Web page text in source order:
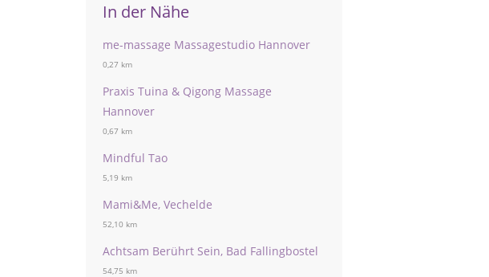
In der Nähe
me-massage Massagestudio Hannover
0,27 km
Praxis Tuina & Qigong Massage
Hannover
0,67 km
Mindful Tao
5,19 km
Mami&Me, Vechelde
52,10 km
Achtsam Berührt Sein, Bad Fallingbostel
54,75 km